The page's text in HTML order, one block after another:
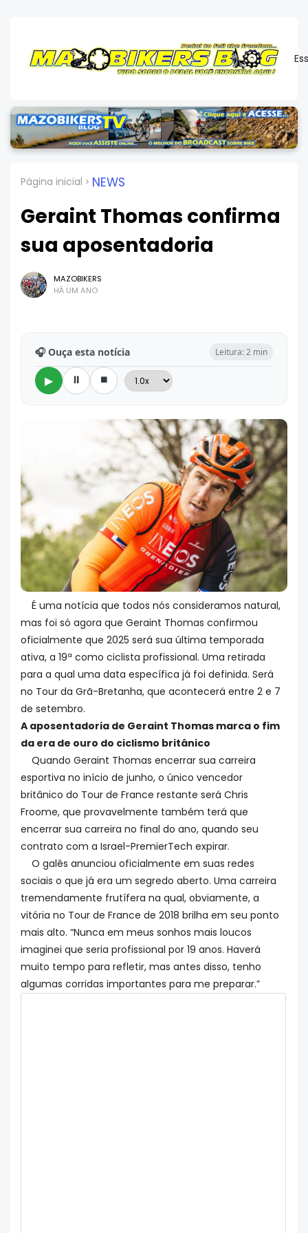
Página inicial NEWS
Geraint Thomas confirma
sua aposentadoria
MAZOBIKERS
HÁ UM ANO
🎧 Ouça esta notícia Leitura: 2 min
▶ ⏸ ⏹
É uma notícia que todos nós consideramos natural,
mas foi só agora que Geraint Thomas confirmou
oficialmente que 2025 será sua última temporada
ativa, a 19ª como ciclista profissional. Uma retirada
para a qual uma data específica já foi definida. Será
no Tour da Grã-Bretanha, que acontecerá entre 2 e 7
de setembro.
A aposentadoria de Geraint Thomas marca o fim
da era de ouro do ciclismo britânico
Quando Geraint Thomas encerrar sua carreira
esportiva no início de junho, o único vencedor
britânico do Tour de France restante será Chris
Froome, que provavelmente também terá que
encerrar sua carreira no final do ano, quando seu
contrato com a Israel-PremierTech expirar.
O galês anunciou oficialmente em suas redes
sociais o que já era um segredo aberto. Uma carreira
tremendamente frutífera na qual, obviamente, a
vitória no Tour de France de 2018 brilha em seu ponto
mais alto. “Nunca em meus sonhos mais loucos
imaginei que seria profissional por 19 anos. Haverá
muito tempo para refletir, mas antes disso, tenho
algumas corridas importantes para me preparar.”